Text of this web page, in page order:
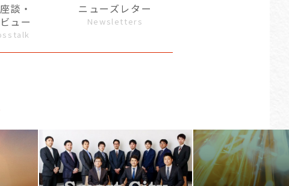
談・
ュー
ニューズレター
Newsletters